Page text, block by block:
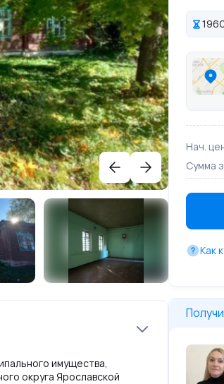
имущества,
округа Ярославской
Нач.
Сумма
Как